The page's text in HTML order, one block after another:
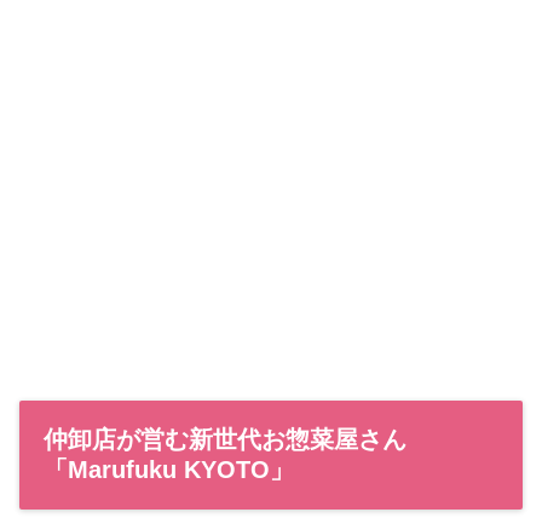
仲卸店が営む新世代お惣菜屋さん
「Marufuku KYOTO」